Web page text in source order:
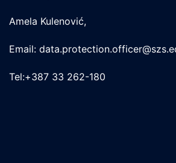
Amela Kulenović,
Email:
Tel:+387 33 262-180